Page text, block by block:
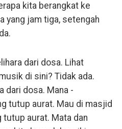
kita berangkat ke
yang jam tiga, setengah
dari dosa. Lihat
di sini? Tidak ada.
dari dosa. Mana -
tutup aurat. Mau di masjid
tutup aurat. Mata dan